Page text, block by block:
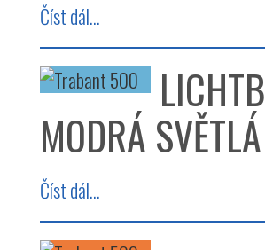
Číst dál...
MODRÁ SVĚTLÁ
Číst dál...